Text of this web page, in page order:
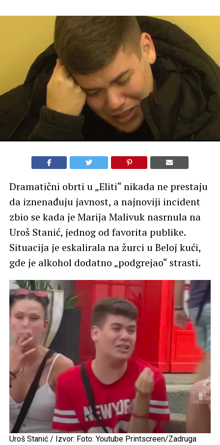
Dramatični obrti u „Eliti“ nikada ne prestaju
da iznenađuju javnost, a najnoviji incident
zbio se kada je Marija Malivuk nasrnula na
Uroš Stanić, jednog od favorita publike.
Situacija je eskalirala na žurci u Beloj kući,
gde je alkohol dodatno „podgrejao“ strasti.
Uroš Stanić / Izvor: Foto: Youtube Printscreen/Zadruga